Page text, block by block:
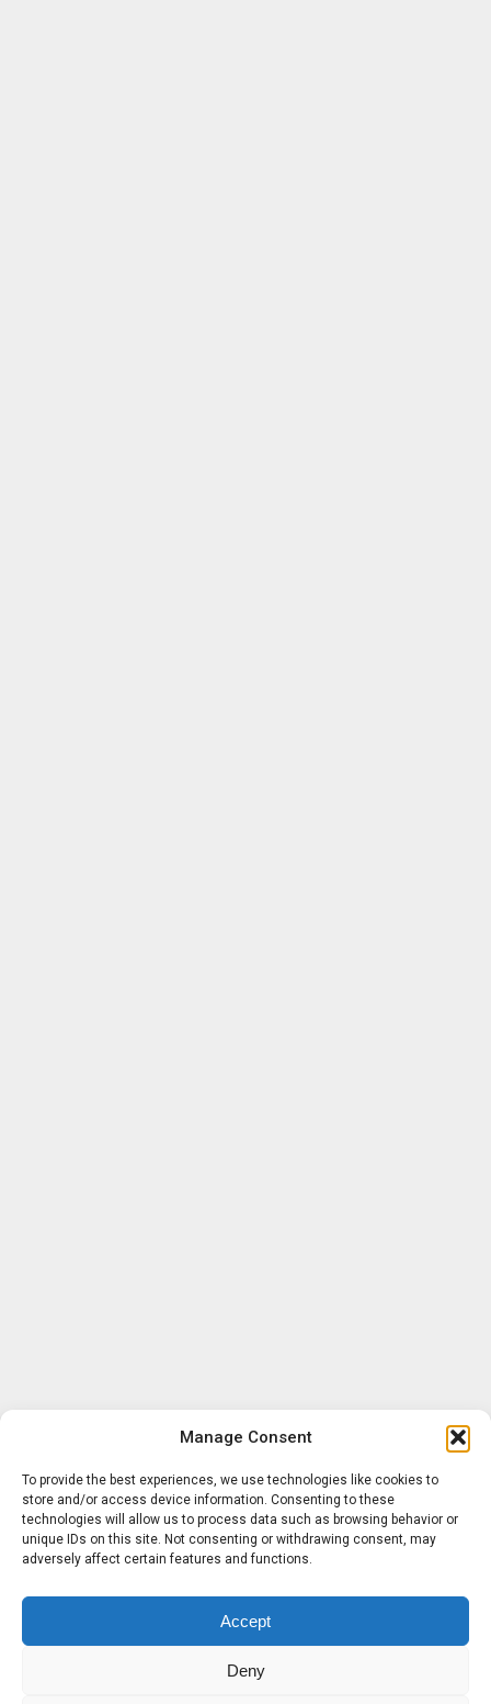
Manage Consent
To provide the best experiences, we use technologies like cookies to
store and/or access device information. Consenting to these
technologies will allow us to process data such as browsing behavior or
unique IDs on this site. Not consenting or withdrawing consent, may
adversely affect certain features and functions.
Accept
Deny